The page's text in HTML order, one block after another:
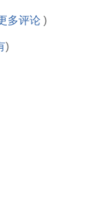
多评论 )
)